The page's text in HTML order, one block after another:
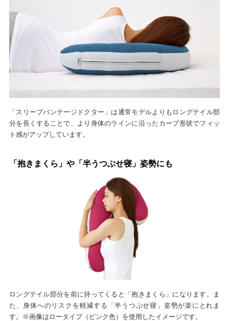
「スリープバンテージドクター」は通常モデルよりもロングテイル部
分を長くすることで、より身体のラインに沿ったカーブ形状でフィッ
ト感がアップしています。
「抱きまくら」や「半うつぶせ寝」姿勢にも
ロングテイル部分を前に持ってくると「抱きまくら」になります。ま
た、身体へのリスクを軽減する「半うつぶせ寝」姿勢が楽にとれま
す。※画像はロータイプ（ピンク色）を使用したイメージです。